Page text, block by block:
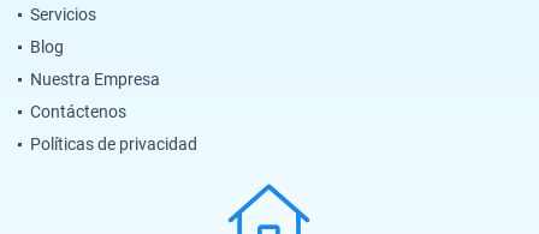
Servicios
Blog
Nuestra Empresa
Contáctenos
Políticas de privacidad